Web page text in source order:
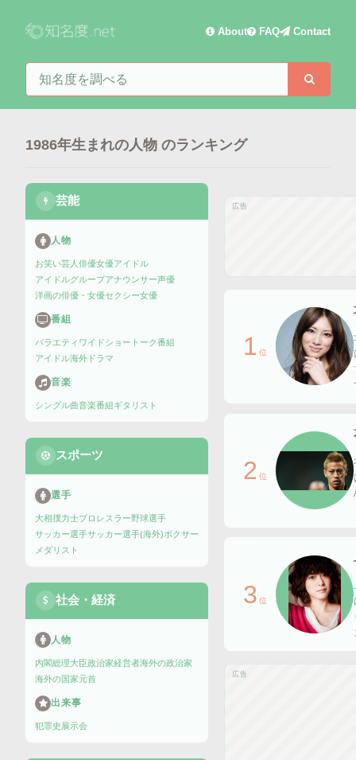
About FAQ Contact
知名度を検索
1986年生まれの人物 のランキング
芸能
人物
お笑い芸人 俳優女優アイドル
アイドルグループアナウンサー声優
洋画の俳優・女優セクシー女優
番組
バラエティ ワイドショー トーク番組
アイドル海外ドラマ
音楽
シングル曲音楽番組ギタリスト
スポーツ
選手
大相撲力士プロレスラー野球選手
サッカー選手サッカー選手(海外)ボクサー
メダリスト
社会・経済
人物
内閣総理大臣政治家経営者海外の政治家
海外の国家元首
出来事
犯罪史 展示会
広告
1 位
2 位
3 位
広告